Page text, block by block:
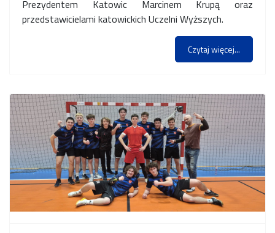
Prezydentem Katowic Marcinem Krupą oraz
przedstawicielami katowickich Uczelni Wyższych.
Czytaj więcej...